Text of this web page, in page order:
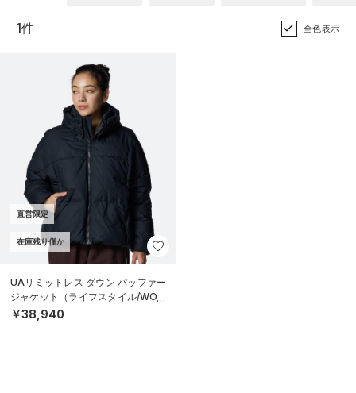
1件 全色表示
直営限定
在庫残り僅か
UAリミットレス ダウン パッファー
ジャケット（ライフスタイル/WOM
EN）
￥38,940